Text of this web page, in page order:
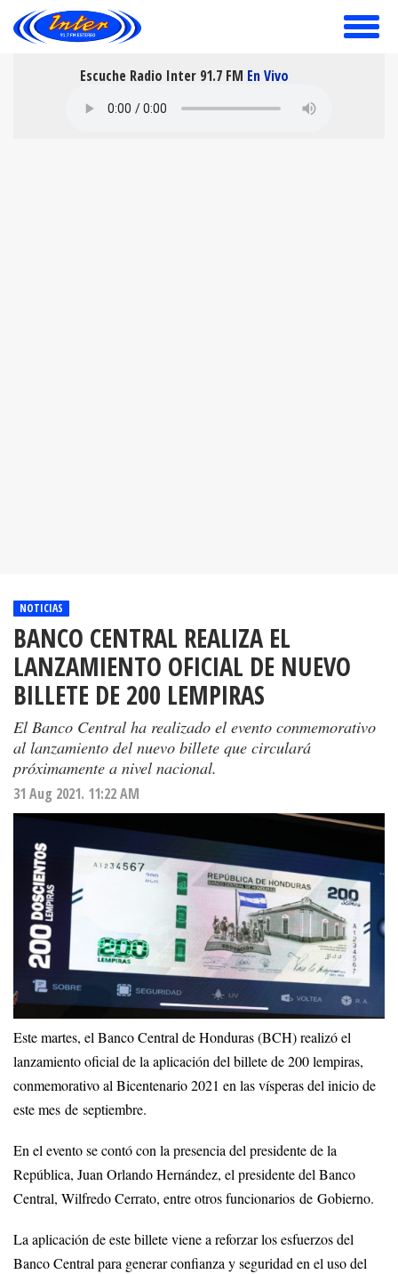
toggle
Escuche Radio Inter 91.7 FM En Vivo
NOTICIAS
BANCO CENTRAL REALIZA EL
LANZAMIENTO OFICIAL DE NUEVO
BILLETE DE 200 LEMPIRAS
El Banco Central ha realizado el evento conmemorativo
al lanzamiento del nuevo billete que circulará
próximamente a nivel nacional.
31 Aug 2021. 11:22 AM
Este martes, el Banco Central de Honduras (BCH) realizó el
lanzamiento oficial de la aplicación del billete de 200 lempiras,
conmemorativo al Bicentenario 2021 en las vísperas del inicio de
este mes de septiembre.
En el evento se contó con la presencia del presidente de la
República, Juan Orlando Hernández, el presidente del Banco
Central, Wilfredo Cerrato, entre otros funcionarios de Gobierno.
La aplicación de este billete viene a reforzar los esfuerzos del
Banco Central para generar confianza y seguridad en el uso del